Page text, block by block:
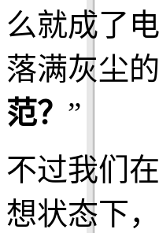
么就成了
落满灰尘
范？ ”
不过我们
想状态下